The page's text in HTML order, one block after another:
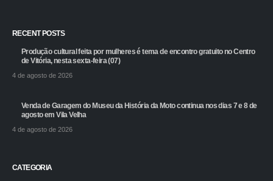
RECENT POSTS
Produção cultural feita por mulheres é tema de encontro gratuito no Centro
de Vitória, nesta sexta-feira (07)
4 de agosto de 2026
Venda de Garagem do Museu da História da Moto continua nos dias 7 e 8 de
agosto em Vila Velha
4 de agosto de 2026
CATEGORIA